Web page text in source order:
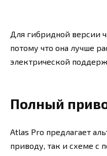
Для гибридной версии
потому что она лучше
электрической
Полный
Atlas Pro предлагает
приводу, так и схеме